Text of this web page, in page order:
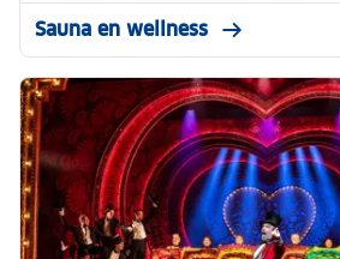
Sauna en wellness